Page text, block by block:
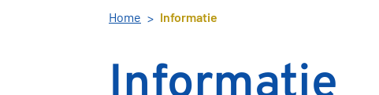
Home Informatie